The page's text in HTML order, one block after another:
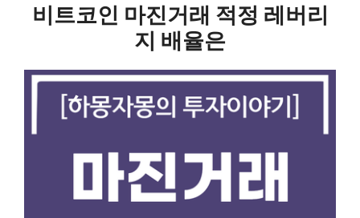
비트코인 마진거래 적정 레버리
지 배율은